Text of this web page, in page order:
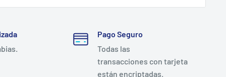
+ acción antimicrobiana de amplio espectro.
Pago Seguro
Todas las
transacciones con tarjeta
están encriptadas.